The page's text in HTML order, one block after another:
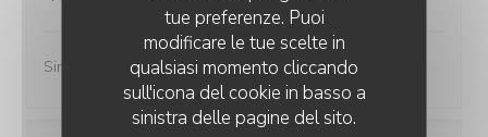
tue preferenze. Puoi
modificare le tue scelte in
qualsiasi momento cliccando
sull'icona del cookie in basso a
sinistra delle pagine del sito.
Simplement parfait